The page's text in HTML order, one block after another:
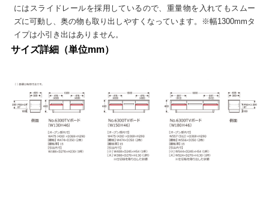
にはスライドレールを採用しているので、重量物を入れてもスムー
ズに可動し、奥の物も取り出しやすくなっています。※幅1300mmタ
イプは小引き出はありません。
サイズ詳細（単位mm）